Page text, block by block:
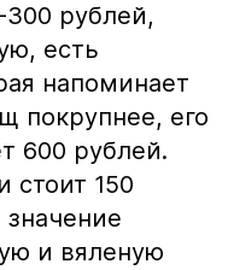
300 рублей,
есть
напоминает
покрупнее, его
600 рублей.
стоит 150
и вяленую